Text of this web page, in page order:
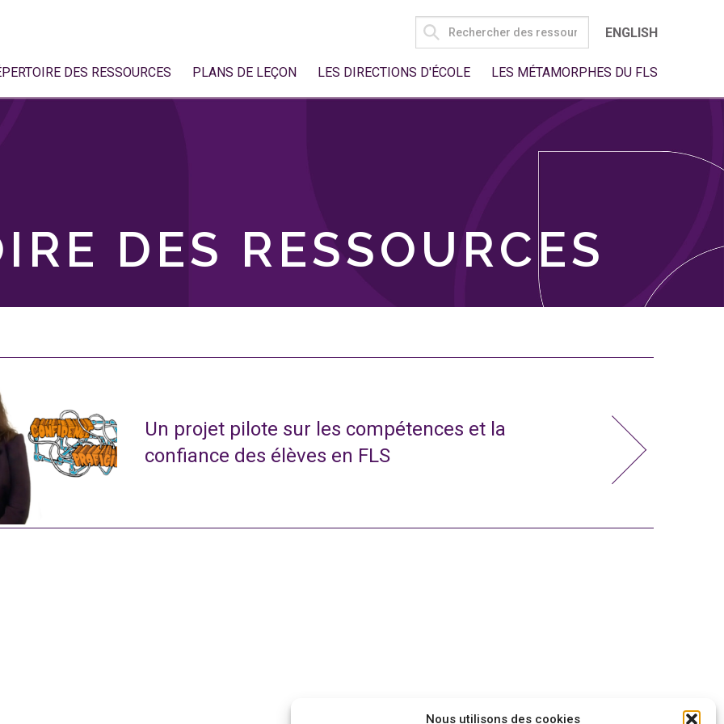
Nous utilisons des cookies
SEARCH
FOR:
ENGLISH
DES RESSOURCES PLANS DE LEÇON LES DIRECTIONS D'ÉCOLE LES MÉTAMORPHES DU FLS
DES RESSOURCES
Un projet pilote sur les compétences et la
confiance des élèves en FLS